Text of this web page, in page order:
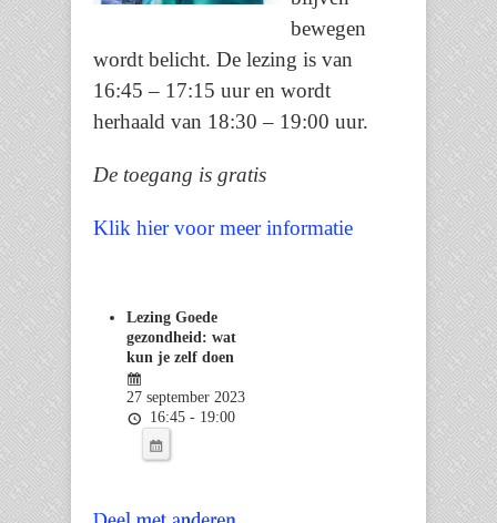
bewegen
wordt belicht. De lezing is van
16:45 – 17:15 uur en wordt
herhaald van 18:30 – 19:00 uur.
De toegang is gratis
Klik hier voor meer informatie
Lezing Goede
gezondheid: wat
kun je zelf doen
27 september 2023
16:45 - 19:00